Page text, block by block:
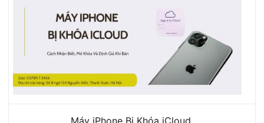
Máy iPhone Bị Khóa iCloud